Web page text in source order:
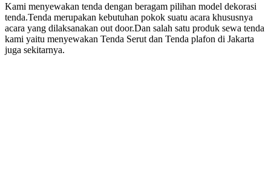
Kami menyewakan tenda dengan beragam pilihan model dekorasi
tenda.Tenda merupakan kebutuhan pokok suatu acara khususnya
acara yang dilaksanakan out door.Dan salah satu produk sewa tenda
kami yaitu menyewakan Tenda Serut dan Tenda plafon di Jakarta
juga sekitarnya.